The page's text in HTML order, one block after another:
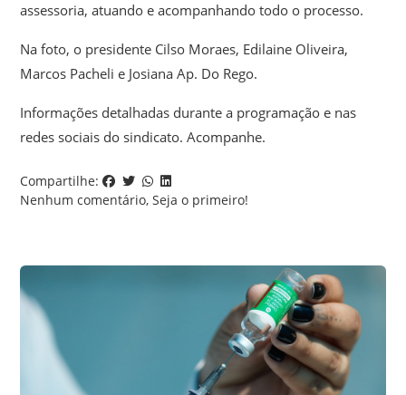
assessoria, atuando e acompanhando todo o processo.
Na foto, o presidente Cilso Moraes, Edilaine Oliveira,
Marcos Pacheli e Josiana Ap. Do Rego.
Informações detalhadas durante a programação e nas
redes sociais do sindicato. Acompanhe.
Compartilhe:
Nenhum comentário, Seja o primeiro!